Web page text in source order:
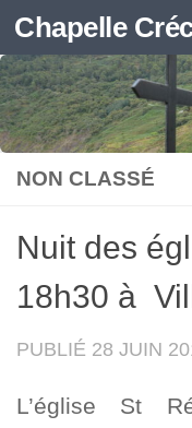
Skip to
Chapelle
NON CLASSÉ
Nuit des
18h30 à
PUBLIÉ 28 JUIN
L’église St